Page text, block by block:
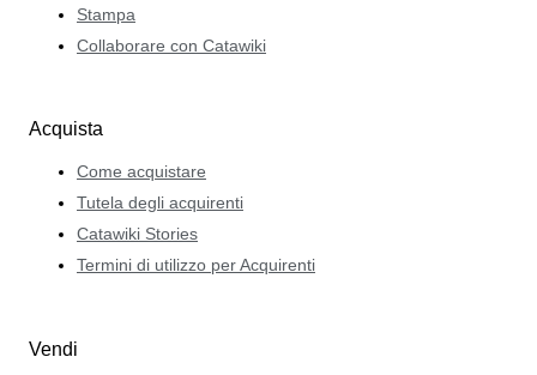
Stampa
Collaborare con Catawiki
Acquista
Come acquistare
Tutela degli acquirenti
Catawiki Stories
Termini di utilizzo per Acquirenti
Vendi